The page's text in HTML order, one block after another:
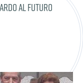
al futuro